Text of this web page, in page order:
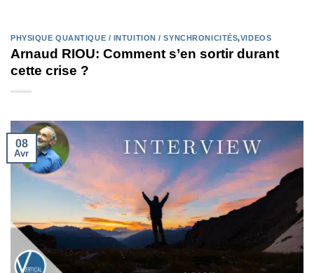
PHYSIQUE QUANTIQUE / INTUITION / SYNCHRONICITÉS,VIDEOS
Arnaud RIOU: Comment s’en sortir durant
cette crise ?
08
Avr